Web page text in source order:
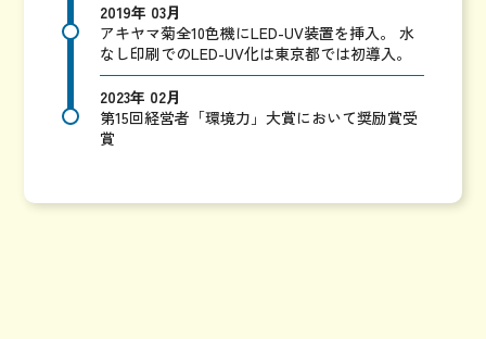
2019年 03月
アキヤマ菊全10色機にLED-UV装置を挿入。
水
なし印刷でのLED-UV化は東京都では初導入。
2023年 02月
第15回経営者「環境力」大賞において奨励賞受
賞